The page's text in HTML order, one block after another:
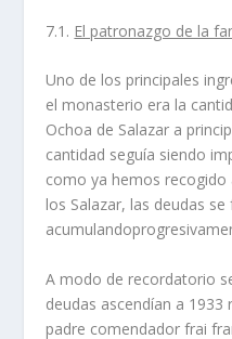
7.1. El patronazgo de la
Uno de los principales
el monasterio era la
Ochoa de Salazar a
cantidad seguía siendo
como ya hemos recogido
los Salazar, las deudas se
A modo de recordatorio
deudas ascendían a 1933
padre comendador frai